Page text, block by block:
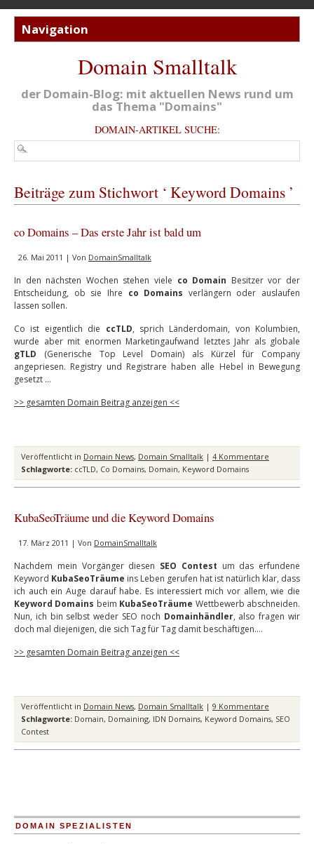
Domain Smalltalk
der Domain-Blog: mit aktuellen News rund um
das Thema "Domains"
DOMAIN-ARTIKEL SUCHE:
Beiträge zum Stichwort ‘ Keyword Domains ’
co Domains – Das erste Jahr ist bald um
26. Mai 2011 | Von DomainSmalltalk
In den nächsten Wochen stehen viele co Domain Besitzer vor der
Entscheidung, ob sie Ihre co Domains verlängern oder auslaufen
lassen sollen.
Co ist eigentlich die ccTLD, sprich Länderdomain, von Kolumbien,
wurde aber mit enormen Marketingaufwand letztes Jahr als globale
gTLD (Generische Top Level Domain) als Kürzel für Company
angepriesen. Registry und Registrare haben alle Hebel in Bewegung
gesetzt …
>> gesamten Domain Beitrag anzeigen <<
Veröffentlicht in Domain News, Domain Smalltalk | 4 Kommentare
Schlagworte: ccTLD, Co Domains, Domain, Keyword Domains
KubaSeoTräume und die Keyword Domains
17. März 2011 | Von DomainSmalltalk
Nachdem mein Vorgänger diesen SEO Contest um das erfundene
Keyword KubaSeoTräume ins Leben gerufen hat ist natürlich klar, dass
ich auch ein Auge darauf habe. Es interessiert mich vor allem, wie die
Keyword Domains beim KubaSeoTräume Wettbewerb abschneiden.
Nun, ich bin selbst weder SEO noch Domainhändler, also fragen wir
doch mal diejenigen, die sich Tag für Tag damit beschäftigen.…
>> gesamten Domain Beitrag anzeigen <<
Veröffentlicht in Domain News, Domain Smalltalk | 9 Kommentare
Schlagworte: Domain, Domaining, IDN Domains, Keyword Domains, SEO
Contest
DOMAIN SPEZIALISTEN